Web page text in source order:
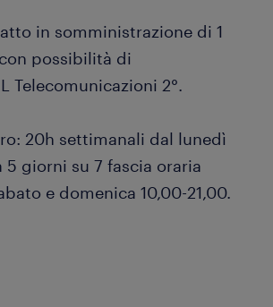
in somministrazione di 1
possibilità di
Telecomunicazioni 2°.
20h settimanali dal lunedì
5 giorni su 7 fascia oraria
e domenica 10,00-21,00.